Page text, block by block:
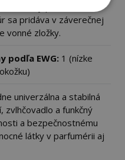
sa pridáva v záverečnej
vonné zložky.
podľa EWG: 1 (nízke
univerzálna a stabilná
zvlhčovadlo a funkčný
a bezpečnostnému
látky v parfumérii aj